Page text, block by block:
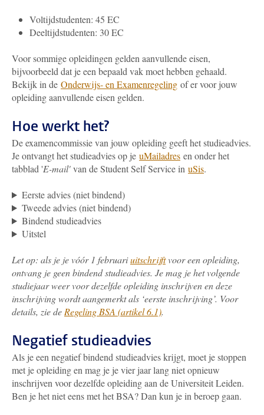
Voltijdstudenten: 45 EC
Deeltijdstudenten: 30 EC
Voor sommige opleidingen gelden aanvullende eisen,
bijvoorbeeld dat je een bepaald vak moet hebben gehaald.
Bekijk in de Onderwijs- en Examenregeling of er voor jouw
opleiding aanvullende eisen gelden.
Hoe werkt het?
De examencommissie van jouw opleiding geeft het studieadvies.
Je ontvangt het studieadvies op je uMailadres en onder het
tabblad 'E-mail'van de Student Self Service in uSis.
Eerste advies (niet bindend)
Tweede advies (niet bindend)
Bindend studieadvies
Uitstel
Let op: als je je vóór 1 februariuitschrijftvoor een opleiding,
ontvang je geen bindend studieadvies. Je mag je het volgende
studiejaar weer voor dezelfde opleiding inschrijven en deze
inschrijving wordt aangemerkt als ‘eerste inschrijving’. Voor
details, zie de Regeling BSA (artikel 6.1).
Negatief studieadvies
Als jeeen negatief bindend studieadvies krijgt, moet je stoppen
met je opleiding en mag je je vier jaar lang niet opnieuw
inschrijven voor dezelfde opleiding aan de Universiteit Leiden.
Ben je het niet eens met het BSA? Dan kun je in beroep gaan.